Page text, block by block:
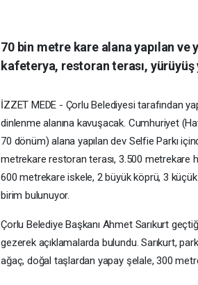
70 bin metre kare alana yapılan ve
kafeterya, restoran terası,
İZZET MEDE - Çorlu Belediyesi tarafından
dinlenme alanına kavuşacak. Cumhuriyet
70 dönüm) alana yapılan dev Selfie Parkı
metrekare restoran terası, 3.500 metrekare
600 metrekare iskele, 2 büyük köprü, 3
birim bulunuyor.
Çorlu Belediye Başkanı Ahmet Sarıkurt
gezerek açıklamalarda bulundu. Sarıkurt,
ağaç, doğal taşlardan yapay şelale, 300